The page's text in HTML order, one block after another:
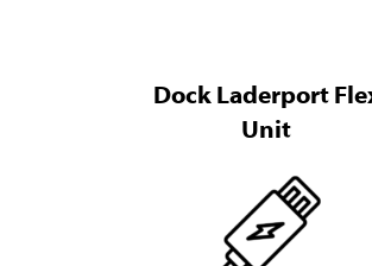
Dock Laderport
Unit